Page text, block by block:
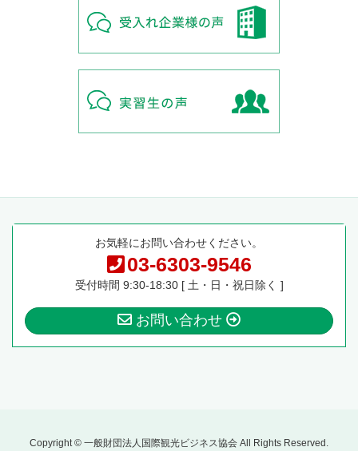
お気軽にお問い合わせください。
03-6303-9546
受付時間 9:30-18:30 [ 土・日・祝日除く ]
お問い合わせ
Copyright © 一般財団法人国際観光ビジネス協会 All Rights Reserved.